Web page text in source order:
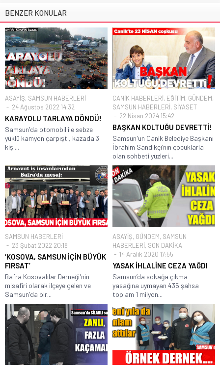
BENZER KONULAR
ASAYİŞ, SAMSUN HABERLERİ
24 Ağustos 2022 14:32
KARAYOLU TARLAYA DÖNDÜ!
Samsun'da otomobil ile sebze
yüklü kamyon çarpıştı, kazada 3
kişi...
CANİK HABERLERİ, EĞİTİM, GÜNDEM,
SAMSUN HABERLERİ, SİYASET
22 Nisan 2024 15:42
BAŞKAN KOLTUĞU DEVRETTİ!
Samsun'un Canik Belediye Başkanı
İbrahim Sandıkçı’nın çocuklarla
olan sohbeti yüzleri...
SAMSUN HABERLERİ
23 Şubat 2022 20:18
‘KOSOVA, SAMSUN İÇİN BÜYÜK
FIRSAT’
Bafra Kosovalılar Derneği'nin
misafiri olarak ilçeye gelen ve
Samsun'da bir...
ASAYİŞ, GÜNDEM, SAMSUN
HABERLERİ, SON DAKİKA
14 Aralık 2020 17:55
YASAK İHLALİNE CEZA YAĞDI
Samsun’da sokağa çıkma
yasağına uymayan 435 şahsa
toplam 1 milyon...